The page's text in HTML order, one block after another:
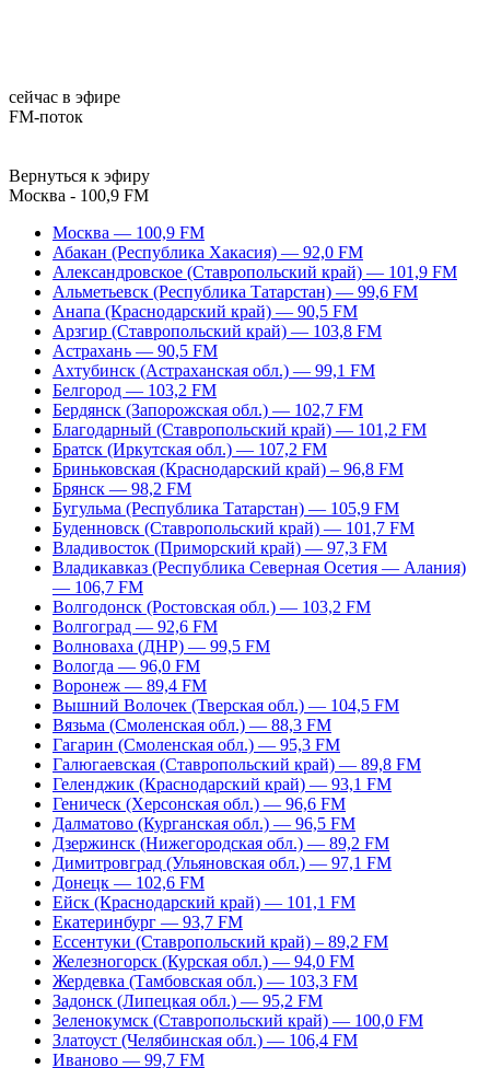
сейчас в эфире
FM-поток
Вернуться к эфиру
Москва - 100,9 FM
Москва — 100,9 FM
Абакан (Республика Хакасия) — 92,0 FM
Александровское (Ставропольский край) — 101,9 FM
Альметьевск (Республика Татарстан) — 99,6 FM
Анапа (Краснодарский край) — 90,5 FM
Арзгир (Ставропольский край) — 103,8 FM
Астрахань — 90,5 FM
Ахтубинск (Астраханская обл.) — 99,1 FM
Белгород — 103,2 FM
Бердянск (Запорожская обл.) — 102,7 FM
Благодарный (Ставропольский край) — 101,2 FM
Братск (Иркутская обл.) — 107,2 FM
Бриньковская (Краснодарский край) – 96,8 FM
Брянск — 98,2 FM
Бугульма (Республика Татарстан) — 105,9 FM
Буденновск (Ставропольский край) — 101,7 FM
Владивосток (Приморский край) — 97,3 FM
Владикавказ (Республика Северная Осетия — Алания)
— 106,7 FM
Волгодонск (Ростовская обл.) — 103,2 FM
Волгоград — 92,6 FM
Волноваха (ДНР) — 99,5 FM
Вологда — 96,0 FM
Воронеж — 89,4 FM
Вышний Волочек (Тверская обл.) — 104,5 FM
Вязьма (Смоленская обл.) — 88,3 FM
Гагарин (Смоленская обл.) — 95,3 FM
Галюгаевская (Ставропольский край) — 89,8 FM
Геленджик (Краснодарский край) — 93,1 FM
Геническ (Херсонская обл.) — 96,6 FM
Далматово (Курганская обл.) — 96,5 FM
Дзержинск (Нижегородская обл.) — 89,2 FM
Димитровград (Ульяновская обл.) — 97,1 FM
Донецк — 102,6 FM
Ейск (Краснодарский край) — 101,1 FM
Екатеринбург — 93,7 FM
Ессентуки (Ставропольский край) – 89,2 FM
Железногорск (Курская обл.) — 94,0 FM
Жердевка (Тамбовская обл.) — 103,3 FM
Задонск (Липецкая обл.) — 95,2 FM
Зеленокумск (Ставропольский край) — 100,0 FM
Златоуст (Челябинская обл.) — 106,4 FM
Иваново — 99,7 FM